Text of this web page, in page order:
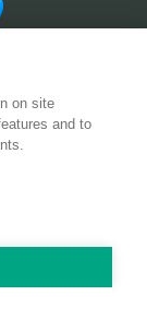
u
Karlín, Praha
on site
and to